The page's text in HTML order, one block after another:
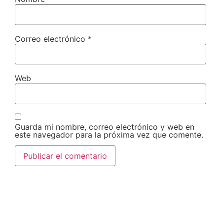
Correo electrónico *
Web
Guarda mi nombre, correo electrónico y web en
este navegador para la próxima vez que comente.